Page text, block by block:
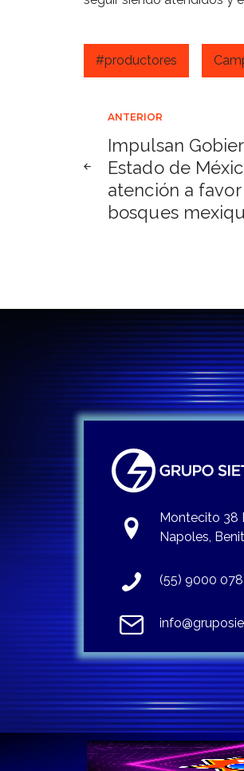
#productores
de
entradas
ANTERIOR
Impulsan
Estado de
atención a
bosques
Montecito 38
Napoles,
(55) 9000